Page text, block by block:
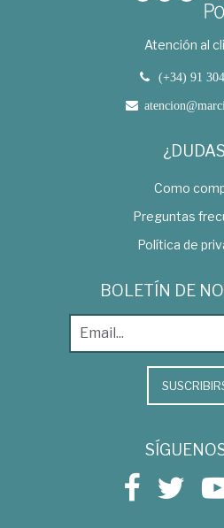
Atención al
(+34) 91
Como
Preguntas
Política de
BOLETÍN DE